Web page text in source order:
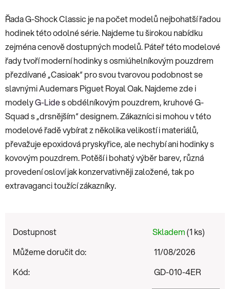
Řada G-Shock Classic je na počet modelů nejbohatší řadou
hodinek této odolné série. Najdeme tu širokou nabídku
zejména cenově dostupných modelů. Páteř této modelové
řady tvoří moderní hodinky s osmiúhelníkovým pouzdrem
přezdívané „Casioak“ pro svou tvarovou podobnost se
slavnými Audemars Piguet Royal Oak. Najdeme zde i
modelyG-Lides obdélníkovým pouzdrem, kruhové G-
Squad s „drsnějším“ designem. Zákazníci si mohou v této
modelové řadě vybírat z několika velikostí i materiálů,
převažuje epoxidová pryskyřice, ale nechybí ani hodinky s
kovovým pouzdrem. Potěší i bohatý výběr barev, různá
provedení osloví jak konzervativněji založené, tak po
extravaganci toužící zákazníky.
Dostupnost Skladem(1 ks)
Můžeme doručit do:
11/08/2026
Kód:
GD-010-4ER